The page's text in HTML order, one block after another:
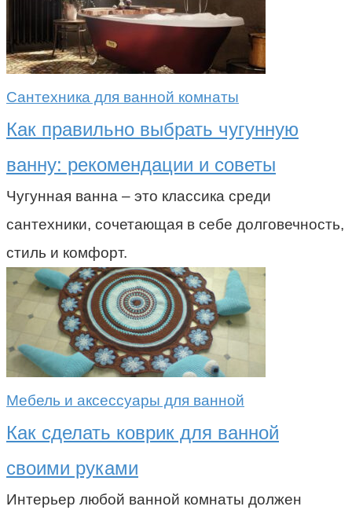
Сантехника для ванной комнаты
Как правильно выбрать чугунную
ванну: рекомендации и советы
Чугунная ванна – это классика среди
сантехники, сочетающая в себе долговечность,
стиль и комфорт.
Мебель и аксессуары для ванной
Как сделать коврик для ванной
своими руками
Интерьер любой ванной комнаты должен